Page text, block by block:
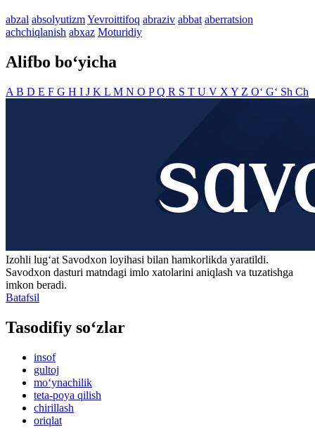
abzal absolyutizmYevroittifoq abraziv abbat aberratsion
achchiqlanish abxaz Moturidiy
Alifbo bo‘yicha
A B D E F G H I J K L M N O PQ R S T U V X Y Z O‘ G‘ Sh Ch
Izohli lugʻat Savodxon loyihasi bilan hamkorlikda yaratildi.
Savodxon dasturi matndagi imlo xatolarini aniqlash va tuzatishga
imkon beradi.
Batafsil
Tasodifiy so‘zlar
insof
gultoj
mo‘ynachilik
teta-poya qilish
chirillash
oriqlat